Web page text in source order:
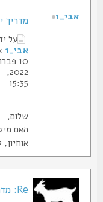
מדריך ירי
על ידי
אבי_1 »
10 פברואר
2022,
15:35
שלום,
האם מישהו
אוחיון,
אבי_1
Re: מדריך ירי להדרכה אישית